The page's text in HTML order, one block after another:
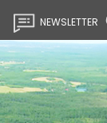
NEWSLETTER